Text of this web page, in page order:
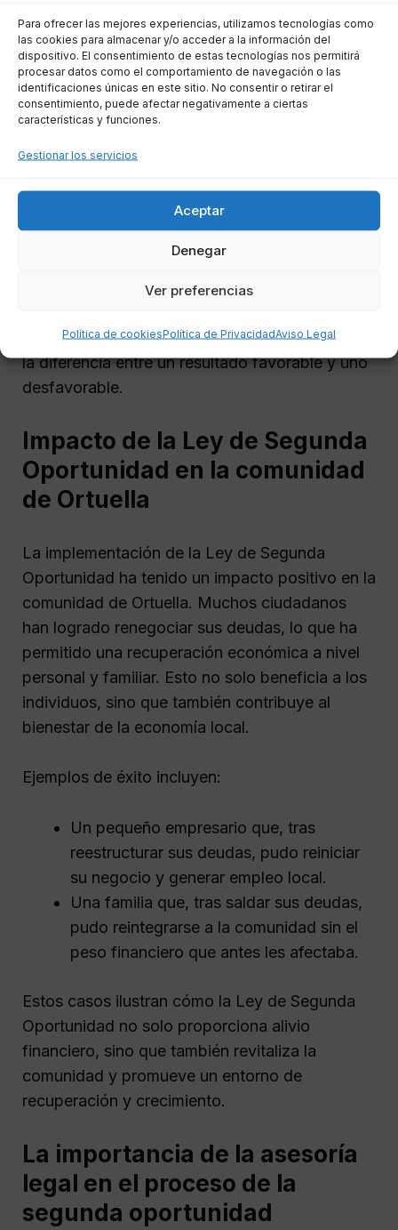
Para ofrecer las mejores experiencias, utilizamos tecnologías como
las cookies para almacenar y/o acceder a la información del
dispositivo. El consentimiento de estas tecnologías nos permitirá
procesar datos como el comportamiento de navegación o las
identificaciones únicas en este sitio. No consentir o retirar el
consentimiento, puede afectar negativamente a ciertas
características y funciones.
Gestionar los servicios
Aceptar
Denegar
Ver preferencias
Política de cookiesPolítica de PrivacidadAviso Legal
realista y que muestre tu disposición a
saldar tus deudas.
Presentar la solicitud ante el juzgado
correspondiente, lo cual implica llenar
Asistir a la audiencia donde se
presentarán tus argumentos y se
discutirá el plan propuesto con tus
Sin embargo, es importante tener en cuenta que
matices legales. La asesoría legal puede marcar
la diferencia entre un resultado favorable y uno
desfavorable.
Impacto de la Ley de Segunda
Oportunidad en la comunidad
de Ortuella
La implementación de la Ley de Segunda
Oportunidad ha tenido un impacto positivo en la
comunidad de Ortuella. Muchos ciudadanos
han logrado renegociar sus deudas, lo que ha
permitido una recuperación económica a nivel
personal y familiar. Esto no solo beneficia a los
individuos, sino que también contribuye al
bienestar de la economía local.
Ejemplos de éxito incluyen:
Un pequeño empresario que, tras
reestructurar sus deudas, pudo reiniciar
su negocio y generar empleo local.
Una familia que, tras saldar sus deudas,
pudo reintegrarse a la comunidad sin el
peso financiero que antes les afectaba.
Estos casos ilustran cómo la Ley de Segunda
Oportunidad no solo proporciona alivio
financiero, sino que también revitaliza la
comunidad y promueve un entorno de
recuperación y crecimiento.
La importancia de la asesoría
legal en el proceso de la
segunda oportunidad